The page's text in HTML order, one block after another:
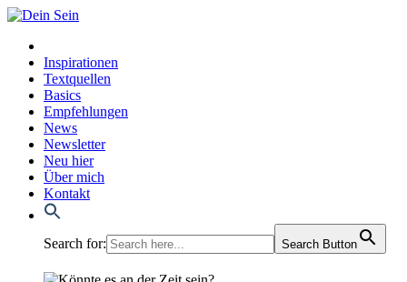
Inspirationen
Textquellen
Basics
Empfehlungen
News
Newsletter
Neu hier
Über mich
Kontakt
Search for: Search Button